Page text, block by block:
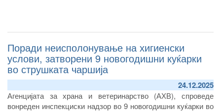
Поради неисполонување на хигиенски
услови, затворени 9 новогодишни куќарки
во струшката чаршија
24.12.2025
Агенцијата за храна и ветеринарство (АХВ), спроведе
вонреден инспекциски надзор во 9 новогодишни куќарки во